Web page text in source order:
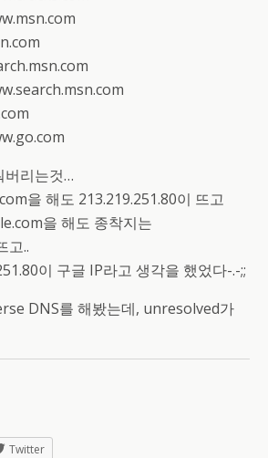
버리는것…
을 해도 213.219.251.80이 뜨고
을 해도 종착지는
고..
이 구글 IP라고 생각을 했었다-.-;;
DNS를 해봤는데, unresolved가
Twitter